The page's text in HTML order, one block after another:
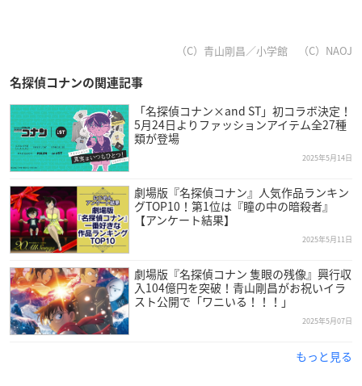
（C）青山剛昌／小学館 （C）NAOJ
名探偵コナンの関連記事
「名探偵コナン×and ST」初コラボ決定！
5月24日よりファッションアイテム全27種
類が登場
2025年5月14日
劇場版『名探偵コナン』人気作品ランキン
グTOP10！第1位は『瞳の中の暗殺者』
【アンケート結果】
2025年5月11日
劇場版『名探偵コナン 隻眼の残像』興行収
入104億円を突破！青山剛昌がお祝いイラ
スト公開で「ワニいる！！！」
2025年5月07日
もっと見る